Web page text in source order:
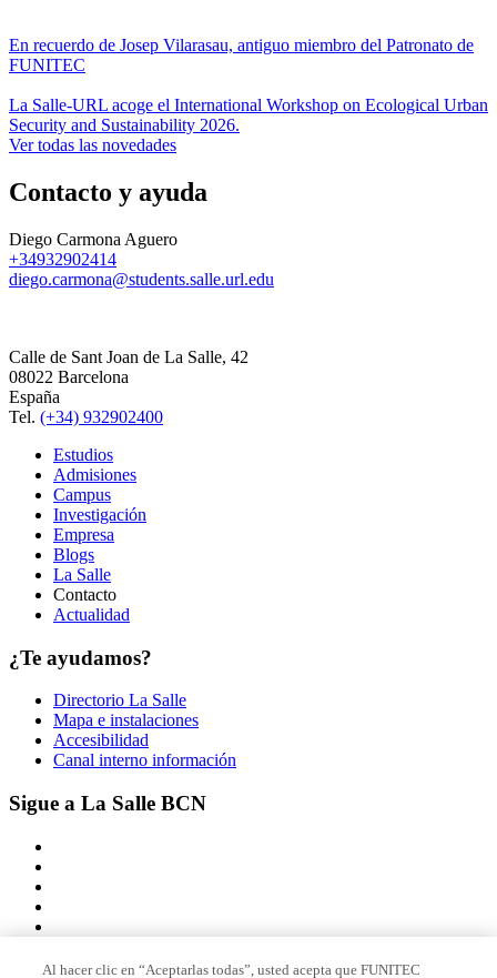
En recuerdo de Josep Vilarasau, antiguo miembro del Patronato de
FUNITEC
La Salle-URL acoge el International Workshop on Ecological Urban
Security and Sustainability 2026.
Ver todas las novedades
Contacto y ayuda
Diego Carmona Aguero
+34932902414
diego.carmona@students.salle.url.edu
Calle de Sant Joan de La Salle, 42
08022 Barcelona
España
Tel. (+34) 932902400
Estudios
Admisiones
Campus
Investigación
Empresa
Blogs
La Salle
Contacto
Actualidad
¿Te ayudamos?
Directorio La Salle
Mapa e instalaciones
Accesibilidad
Canal interno información
Sigue a La Salle BCN
Al hacer clic en “Aceptarlas todas”, usted acepta que FUNITEC